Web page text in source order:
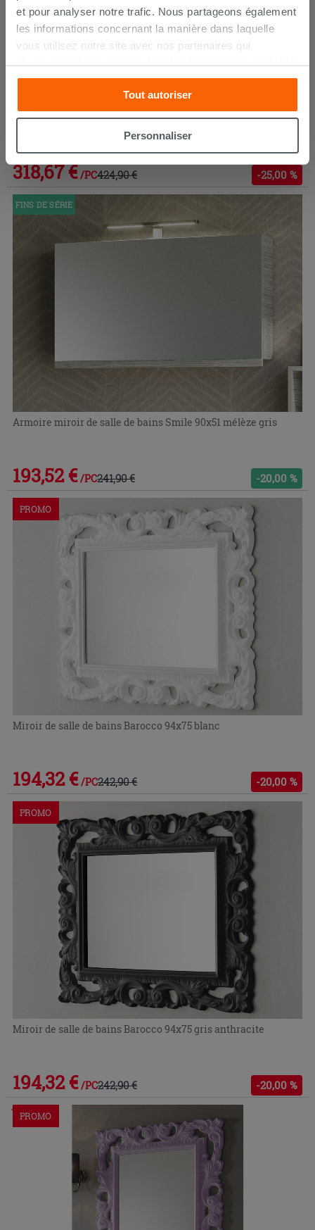
et pour analyser notre trafic. Nous partageons également
les informations concernant la manière dans laquelle
vous utilisez notre site avec nos partenaires qui
et les réseaux sociaux. Lesdits partenaires pourraient
combiner ces informations avec d’autres que vous leur
avez fournies ou qu’ils ont recueillies à partir de votre
utilisation sur leurs services. Si vous souhaitez en savoir
cookies, ou à quelques-uns seulement,cliquez iciou
« personalizer ». Le consentement peut être exprimé en
cliquant sur la touche « Acceptez tout ». En cliquant sur
la touche « X », vous pourrez continuer à naviguer après
l'installation des cookies techniques uniquement.
Tout autoriser
Personnaliser
Miroir de rangement Qubo 100 cm Cashmere
318,67 € /PC424,90 € -25,00 %
FINS DE SÉRIE
Armoire miroir de salle de bains Smile 90x51 mélèze gris
193,52 € /PC241,90 € -20,00 %
PROMO
Miroir de salle de bains Barocco 94x75 blanc
194,32 € /PC242,90 € -20,00 %
PROMO
Miroir de salle de bains Barocco 94x75 gris anthracite
194,32 € /PC242,90 € -20,00 %
Commandable en magasin ou via le service client
PROMO